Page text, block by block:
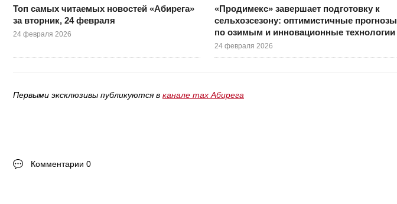
Топ самых читаемых новостей «Абирега»
за вторник, 24 февраля
24 февраля 2026
«Продимекс» завершает подготовку к
сельхозсезону: оптимистичные прогнозы
по озимым и инновационные технологии
24 февраля 2026
Первыми эксклюзивы публикуются в канале max Абирега
Комментарии 0